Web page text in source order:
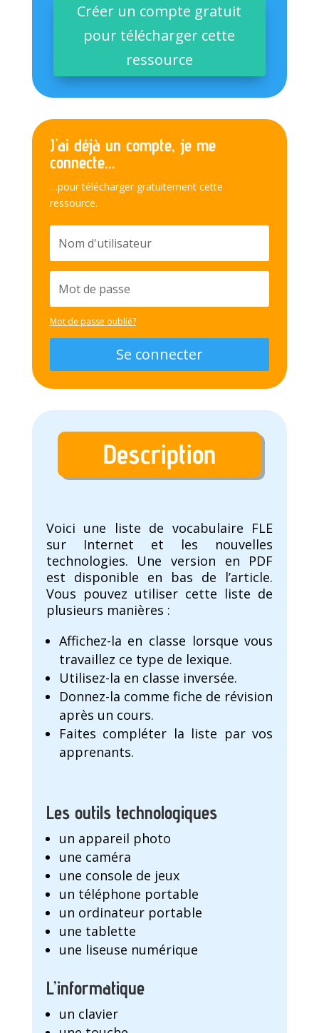
Créer un compte gratuit
pour télécharger cette
ressource
J'ai déjà un compte, je me
connecte...
…pour télécharger gratuitement cette
ressource.
Mot de passe oublié?
Se connecter
Description
Voici une liste de vocabulaire FLE
sur Internet et les nouvelles
technologies. Une version en PDF
est disponible en bas de l’article.
Vous pouvez utiliser cette liste de
plusieurs manières :
Affichez-la en classe lorsque vous
travaillez ce type de lexique.
Utilisez-la en classe inversée.
Donnez-la comme fiche de révision
après un cours.
Faites compléter la liste par vos
apprenants.
Les outils technologiques
un appareil photo
une caméra
une console de jeux
un téléphone portable
un ordinateur portable
une tablette
une liseuse numérique
L’informatique
un clavier